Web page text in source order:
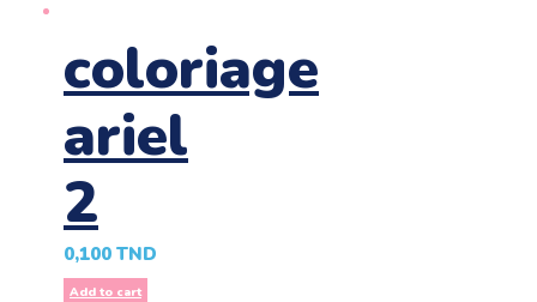
coloriage
ariel
2
0,100 TND
Add to cart